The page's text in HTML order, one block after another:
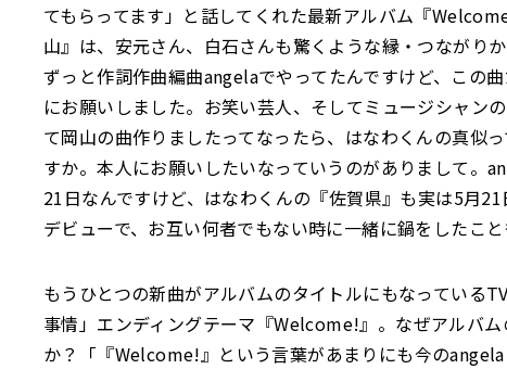
てもらってます」と話してくれた最新アルバム『
山』は、安元さん、白石さんも驚くような縁・つながり
ずっと作詞作曲編曲angelaでやってたんですけど、この
にお願いしました。お笑い芸人、そしてミュージシャン
て岡山の曲作りましたってなったら、はなわくんの真似
すか。本人にお願いしたいなっていうのがありまして。
21日なんですけど、はなわくんの『佐賀県』も実は5月
デビューで、お互い何者でもない時に一緒に鍋をしたこと
もうひとつの新曲がアルバムのタイトルにもなっている
事情」エンディングテーマ『Welcome!』。なぜアルバ
か？「『Welcome!』という言葉があまりにも今の